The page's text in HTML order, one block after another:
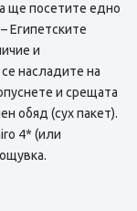
ще посетите едно
Египетските
и
насладите на
и срещата
обяд (сух пакет).
4* (или